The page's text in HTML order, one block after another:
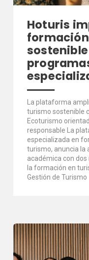
Hoturis
La plataforma
turismo sostenible
Ecoturismo
responsable La
especializada en
turismo, anuncia la
académica con
la formación en
Gestión de Turismo